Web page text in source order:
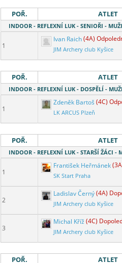
POŘ. ATLET
INDOOR - REFLEXNÍ LUK - SENIOŘI -
1
Ivan Raich(4A)
JIM Archery club Kyšice
POŘ. ATLET
INDOOR - REFLEXNÍ LUK - DOSPĚLÍ -
1
Zdeněk Bartoš (4C)
LK ARCUS Plzeň
POŘ. ATLET
INDOOR - REFLEXNÍ LUK - STARŠÍ ŽÁCI -
1
František Heřmánek
SK Start Praha
2
Ladislav Černý(4A)
JIM Archery club Kyšice
3
Michal Kříž (4C)
JIM Archery club Kyšice
POŘ. ATLET